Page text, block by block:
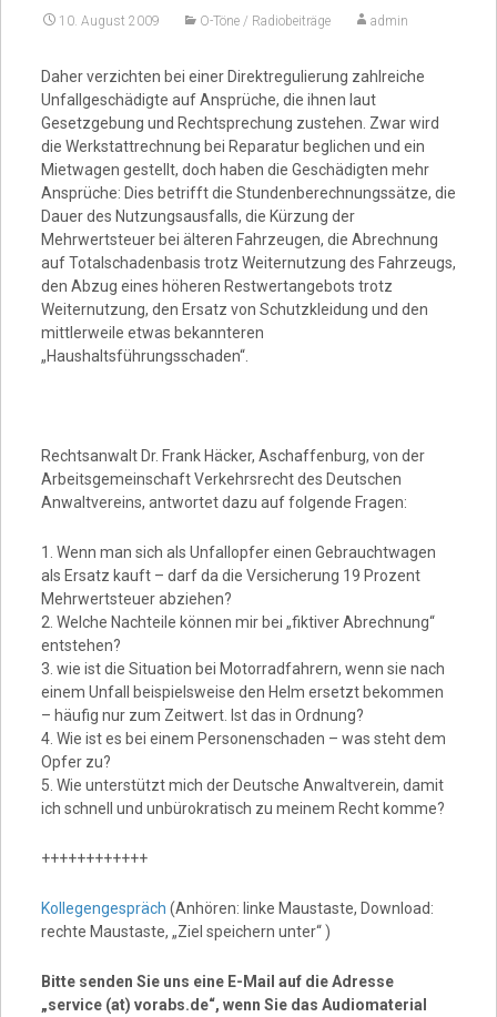
10. August 2009 O-Töne / Radiobeiträge admin
Daher verzichten bei einer Direktregulierung zahlreiche
Unfallgeschädigte auf Ansprüche, die ihnen laut
Gesetzgebung und Rechtsprechung zustehen. Zwar wird
die Werkstattrechnung bei Reparatur beglichen und ein
Mietwagen gestellt, doch haben die Geschädigten mehr
Ansprüche: Dies betrifft die Stundenberechnungssätze, die
Dauer des Nutzungsausfalls, die Kürzung der
Mehrwertsteuer bei älteren Fahrzeugen, die Abrechnung
auf Totalschadenbasis trotz Weiternutzung des Fahrzeugs,
den Abzug eines höheren Restwertangebots trotz
Weiternutzung, den Ersatz von Schutzkleidung und den
mittlerweile etwas bekannteren
„Haushaltsführungsschaden“.
Rechtsanwalt Dr. Frank Häcker, Aschaffenburg, von der
Arbeitsgemeinschaft Verkehrsrecht des Deutschen
Anwaltvereins, antwortet dazu auf folgende Fragen:
1. Wenn man sich als Unfallopfer einen Gebrauchtwagen
als Ersatz kauft – darf da die Versicherung 19 Prozent
Mehrwertsteuer abziehen?
2. Welche Nachteile können mir bei „fiktiver Abrechnung“
entstehen?
3. wie ist die Situation bei Motorradfahrern, wenn sie nach
einem Unfall beispielsweise den Helm ersetzt bekommen
– häufig nur zum Zeitwert. Ist das in Ordnung?
4. Wie ist es bei einem Personenschaden – was steht dem
Opfer zu?
5. Wie unterstützt mich der Deutsche Anwaltverein, damit
ich schnell und unbürokratisch zu meinem Recht komme?
++++++++++++
Kollegengespräch (Anhören: linke Maustaste, Download:
rechte Maustaste, „Ziel speichern unter“ )
Bitte senden Sie uns eine E-Mail auf die Adresse
„service (at) vorabs.de“, wenn Sie das Audiomaterial